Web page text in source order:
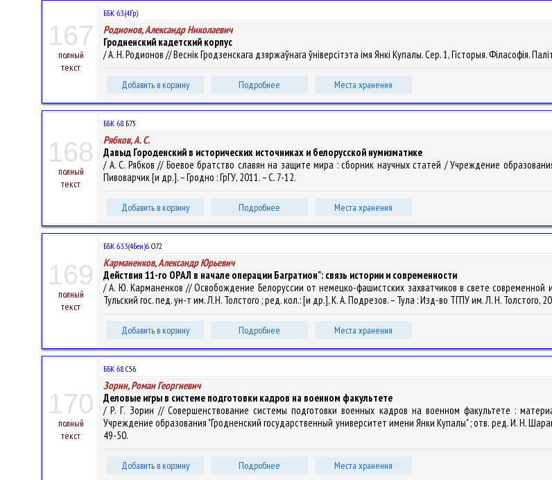
167
полный
текст
ББК 63.(4Гр)
Родионов, Александр Николаевич
Гродненский кадетский корпус
/ А. Н. Родионов // Веснік Гродзенскага дзяржаўнага ўніверсітэта імя Янкі Купалы. Сер. 1, Гісторыя. Філасофія.
Добавить в корзину Подробнее Места хранения
168
полный
текст
ББК 68.Б75
Рябков, А. С.
Давыд Городенский в исторических источниках и белорусской нумизматике
/ А. С. Рябков // Боевое братство славян на защите мира : сборник научных статей / Учреждение
Пивоварчик [и др.]. – Гродно : ГрГУ, 2011. – С. 7-12.
Добавить в корзину Подробнее Места хранения
169
полный
текст
ББК 63.3(4Беи)6 О72
Карманенков, Александр Юрьевич
Действия 11-го ОРАЛ в начале операции Багратион": связь истории и современности
/ А. Ю. Карманенков // Освобождение Белоруссии от немецко-фашистских захватчиков в свете
Тульский гос. пед. ун-т им. Л.Н. Толстого ; ред. кол.: [и др.], К. А. Подрезов. – Тула : Изд-во ТГПУ им. Л. Н. Толстого,
Добавить в корзину Подробнее Места хранения
170
полный
текст
ББК 68.С56
Зорин, Роман Георгиевич
Деловые игры в системе подготовки кадров на военном факультете
/ Р. Г. Зорин // Совершенствование системы подготовки военных кадров на военном факультете :
Учреждение образования "Гродненский государственный университет имени Янки Купалы" ; отв. ред. И. Н.
49-50.
Добавить в корзину Подробнее Места хранения